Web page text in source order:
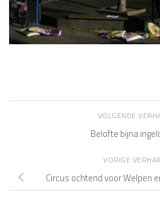
VOLGENDE
Belofte bijna
VORIGE
Circus ochtend voor Welpen